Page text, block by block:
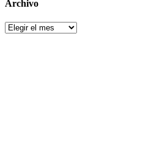
Archivo
Archivo